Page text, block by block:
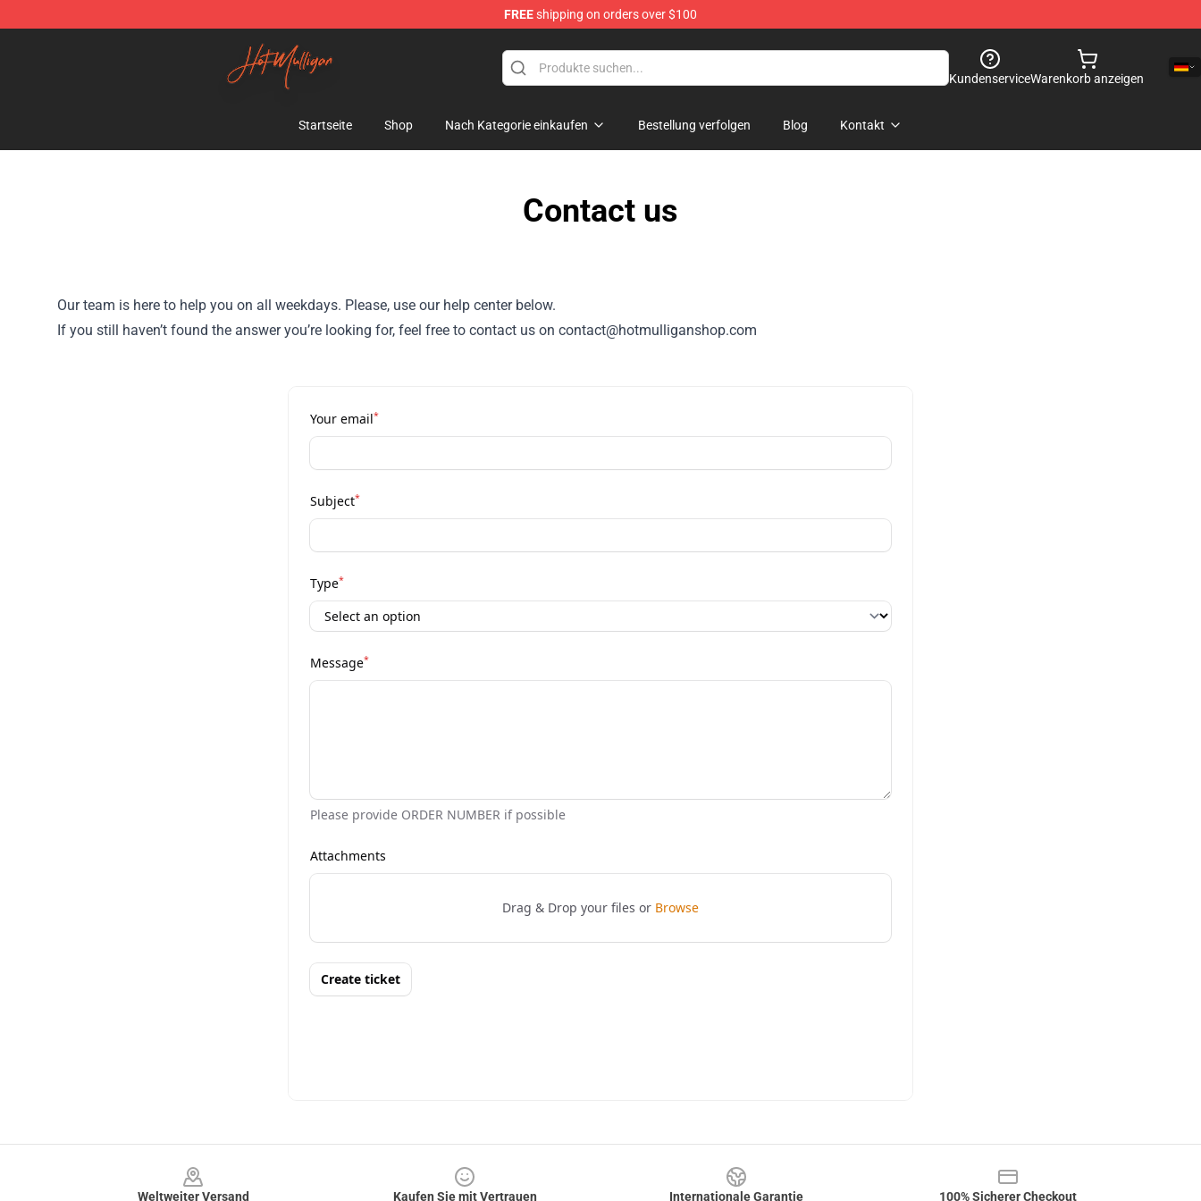
FREEshipping on orders over $100
Hot Mulligan Shop - Official Hot Mulligan Merchandise Store
KundenserviceWarenkorb anzeigen
Startseite Shop Nach Kategorie einkaufen Bestellung verfolgen Blog Kontakt
Contact us
Our team is here to help you on all weekdays. Please, use our help center below.
If you still haven’t found the answer you’re looking for, feel free to contact us on contact@hotmulliganshop.com
Weltweiter Versand Kaufen Sie mit Vertrauen Internationale Garantie 100% Sicherer Checkout